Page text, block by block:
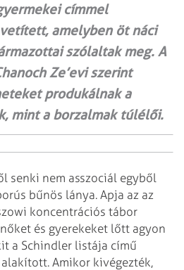
címmel
amelyben öt náci
szólaltak meg. A
Ze’evi szerint
produkálnak a
mint a borzalmak túlélői.
senki nem asszociál egyből
bűnös lánya. Apja az az
koncentrációs tábor
és gyerekeket lőtt agyon
a Schindler listája című
Amikor kivégezték,